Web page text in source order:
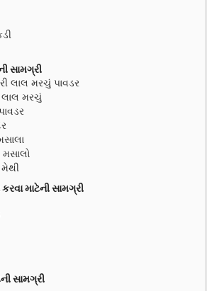
સામગ્રી
લાલ મરચું પાવડર
મરચું
માટેની સામગ્રી
સામગ્રી